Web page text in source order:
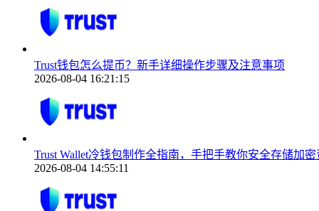
Trust钱包怎么提币？新手详细操作步骤及注意事项
2026-08-04 16:21:15
Trust Wallet冷钱包制作全指南，手把手教你安全存储加密
2026-08-04 14:55:11